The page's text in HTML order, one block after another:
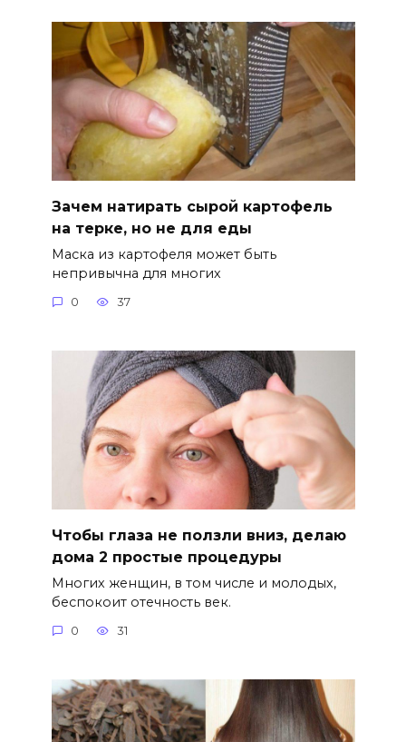
Зачем натирать сырой картофель
на терке, но не для еды
Маска из картофеля может быть
непривычна для многих
0 37
Чтобы глаза не ползли вниз, делаю
дома 2 простые процедуры
Многих женщин, в том числе и молодых,
беспокоит отечность век.
0 31